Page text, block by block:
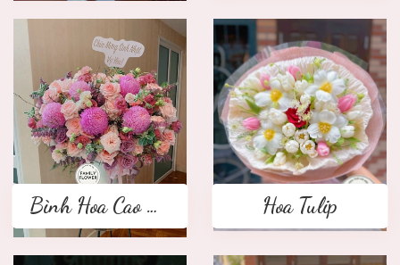
Bình Hoa Cao Cấp Hoa Tulip